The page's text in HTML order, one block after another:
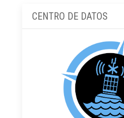
CENTRO DE DATOS